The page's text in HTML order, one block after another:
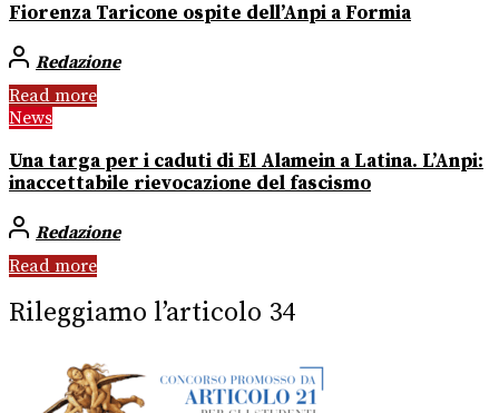
Fiorenza Taricone ospite dell’Anpi a Formia
Redazione
Read more
News
Una targa per i caduti di El Alamein a Latina. L’Anpi:
inaccettabile rievocazione del fascismo
Redazione
Read more
Rileggiamo l’articolo 34